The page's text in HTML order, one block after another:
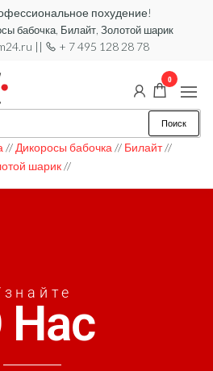
похудение!
бабочка, Билайт, Золотой шарик
|| + 7 495 128 28 78
Поиск
// Дикоросы бабочка // Билайт//
шарик//
0
Нас